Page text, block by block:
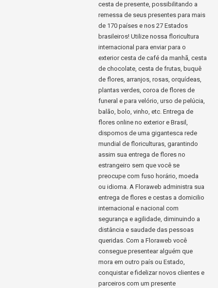
cesta de presente, possibilitando a
remessa de seus presentes para mais
de 170 países e nos 27 Estados
brasileiros! Utilize nossa floricultura
internacional para enviar para o
exterior cesta de café da manhã, cesta
de chocolate, cesta de frutas, buquê
de flores, arranjos, rosas, orquídeas,
plantas verdes, coroa de flores de
funeral e para velório, urso de pelúcia,
balão, bolo, vinho, etc. Entrega de
flores online no exterior e Brasil,
dispomos de uma gigantesca rede
mundial de floriculturas, garantindo
assim sua entrega de flores no
estrangeiro sem que você se
preocupe com fuso horário, moeda
ou idioma. A Floraweb administra sua
entrega de flores e cestas a domicilio
internacional e nacional com
segurança e agilidade, diminuindo a
distância e saudade das pessoas
queridas. Com a Floraweb você
consegue presentear alguém que
mora em outro país ou Estado,
conquistar e fidelizar novos clientes e
parceiros com um presente